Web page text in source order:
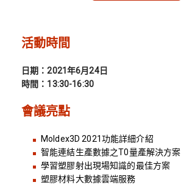
活動時間
日期：2021年6月24日
時間：13:30-16:30
會議亮點
Moldex3D 2021功能詳細介紹
智能連結生產數據之T0量產解決方案
學習塑膠射出現場知識的最佳方案
塑膠材料大數據雲端服務